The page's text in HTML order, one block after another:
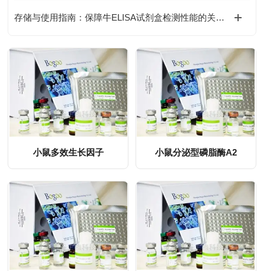
存储与使用指南：保障牛ELISA试剂盒检测性能的关键措施
小鼠多效生长因子 小鼠分泌型磷脂酶A2